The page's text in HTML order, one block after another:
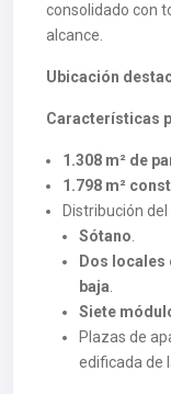
consolidado con
alcance.
Ubicación
Características
1.308 m² de
1.798 m²
Distribución
Sótano
Dos
baja
Siete
Plazas de
edificada de